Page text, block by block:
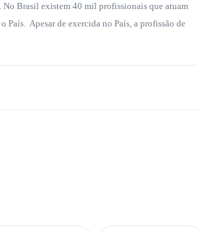
No Brasil existem 40 mil profissionais que atuam
País. Apesar de exercida no País, a profissão de